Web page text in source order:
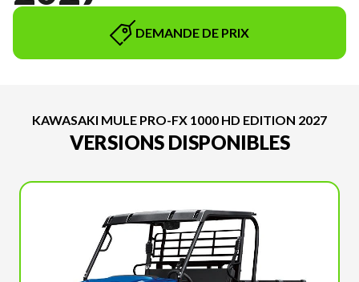
DEMANDE DE PRIX
KAWASAKI MULE PRO-FX 1000 HD EDITION 2027
VERSIONS DISPONIBLES